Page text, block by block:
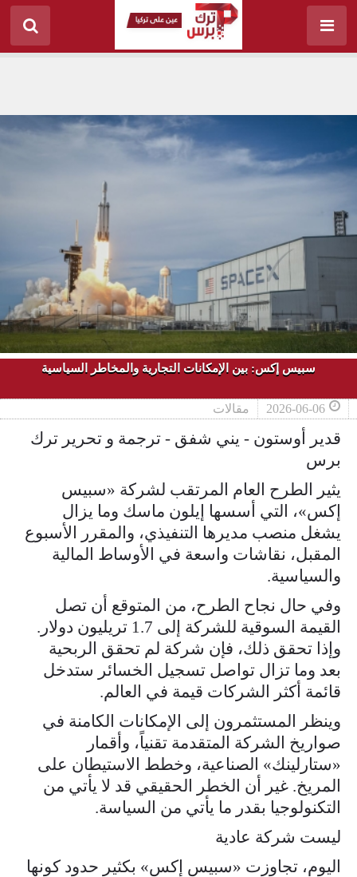
سبيس إكس: بين الإمكانات التجارية والمخاطر السياسية
2026-06-06 مقالات
قدير أوستون - يني شفق - ترجمة و تحرير ترك
برس
يثير الطرح العام المرتقب لشركة «سبيس
إكس»، التي أسسها إيلون ماسك وما يزال
يشغل منصب مديرها التنفيذي، والمقرر الأسبوع
المقبل، نقاشات واسعة في الأوساط المالية
والسياسية.
وفي حال نجاح الطرح، من المتوقع أن تصل
القيمة السوقية للشركة إلى 1.7 تريليون دولار.
وإذا تحقق ذلك، فإن شركة لم تحقق الربحية
بعد وما تزال تواصل تسجيل الخسائر ستدخل
قائمة أكثر الشركات قيمة في العالم.
وينظر المستثمرون إلى الإمكانات الكامنة في
صواريخ الشركة المتقدمة تقنياً، وأقمار
«ستارلينك» الصناعية، وخطط الاستيطان على
المريخ. غير أن الخطر الحقيقي قد لا يأتي من
التكنولوجيا بقدر ما يأتي من السياسة.
ليست شركة عادية
اليوم، تجاوزت «سبيس إكس» بكثير حدود كونها